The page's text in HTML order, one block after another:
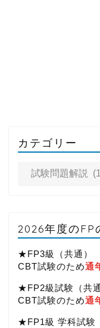
カテゴリー
2026年度のFP
★FP3級（共通）
CBT試験のため通
★FP2級試験（共通
CBT試験のため通
★FP1級 学科試験